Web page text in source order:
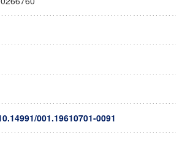
001.19610701-0091